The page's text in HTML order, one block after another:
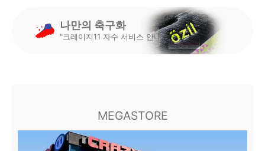
나만의 축구화
"크레이지11 자수 서비스 안내"
MEGASTORE